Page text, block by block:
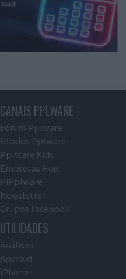
CANAIS PPLWARE
Fórum Pplware
Usados Pplware
Pplware Kids
Empresas Hoje
PiPplware
Newsletter
Grupos Facebook
UTILIDADES
Análises
Android
iPhone